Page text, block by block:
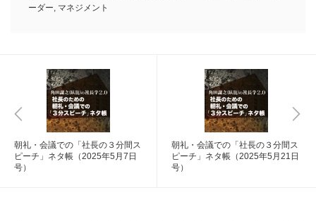
ーダー, マネジメント
朝礼・会議での「社長の３分間ス
ピーチ」ネタ帳（2025年5月7日
号）
朝礼・会議での「社長の３分間ス
ピーチ」ネタ帳（2025年5月21日
号）